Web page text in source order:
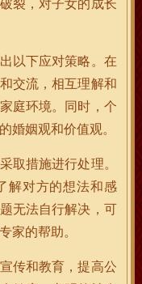
裂，对子女的成长
以下应对策略。在
交流，相互理解和
庭环境。同时，个
婚姻观和价值观。
取措施进行处理。
解对方的想法和感
无法自行解决，可
家的帮助。
传和教育，提高公